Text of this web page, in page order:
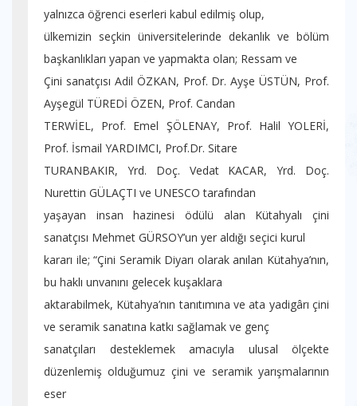
yalnızca öğrenci eserleri kabul edilmiş olup,
ülkemizin seçkin üniversitelerinde dekanlık ve bölüm
başkanlıkları yapan ve yapmakta olan; Ressam ve
Çini sanatçısı Adil ÖZKAN, Prof. Dr. Ayşe ÜSTÜN, Prof.
Ayşegül TÜREDİ ÖZEN, Prof. Candan
TERWİEL, Prof. Emel ŞÖLENAY, Prof. Halil YOLERİ,
Prof. İsmail YARDIMCI, Prof.Dr. Sitare
TURANBAKIR, Yrd. Doç. Vedat KACAR, Yrd. Doç.
Nurettin GÜLAÇTI ve UNESCO tarafından
yaşayan insan hazinesi ödülü alan Kütahyalı çini
sanatçısı Mehmet GÜRSOY’un yer aldığı seçici kurul
kararı ile; “Çini Seramik Diyarı olarak anılan Kütahya’nın,
bu haklı unvanını gelecek kuşaklara
aktarabilmek, Kütahya’nın tanıtımına ve ata yadigârı çini
ve seramik sanatına katkı sağlamak ve genç
sanatçıları desteklemek amacıyla ulusal ölçekte
düzenlemiş olduğumuz çini ve seramik yarışmalarının
eser